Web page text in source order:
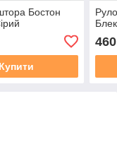
Бостон
Купити
460